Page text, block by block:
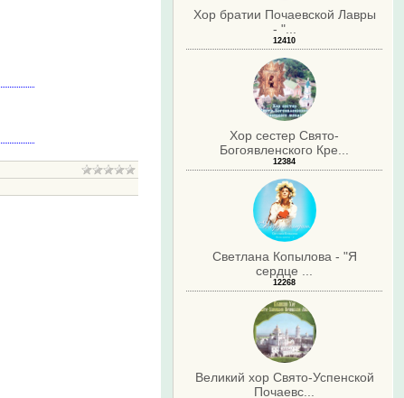
Хор братии Почаевской Лавры
- "...
12410
Хор сестер Свято-
Богоявленского Кре...
12384
Светлана Копылова - "Я
сердце ...
12268
Великий хор Свято-Успенской
Почаевс...